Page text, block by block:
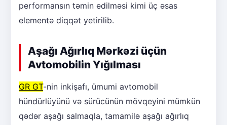
performansın təmin edilməsi kimi üç əsas
elementə diqqət yetirilib.
Aşağı Ağırlıq Mərkəzi üçün
Avtomobilin Yığılması
GR GT-nin inkişafı, ümumi avtomobil
hündürlüyünü və sürücünün mövqeyini mümkün
qədər aşağı salmaqla, tamamilə aşağı ağırlıq